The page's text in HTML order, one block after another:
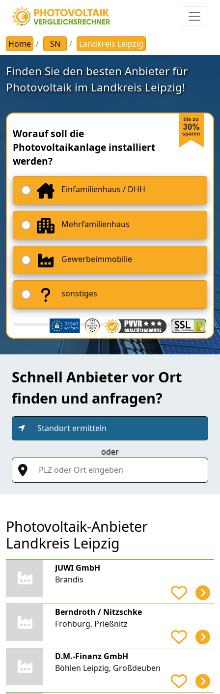
Home SN Landkreis Leipzig
Finden Sie den besten Anbieter für
Photovoltaik im Landkreis Leipzig!
Worauf soll die
Photovoltaikanlage installiert
werden?
Einfamilienhaus / DHH
Mehrfamilienhaus
Gewerbeimmobilie
sonstiges
Schnell Anbieter vor Ort
finden und anfragen?
Standort ermitteln
oder
PLZ oder Ort eingeben
Photovoltaik-Anbieter
Landkreis Leipzig
JUWI GmbH
Brandis
Berndroth / Nitzschke
Frohburg, Prießnitz
D.M.-Finanz GmbH
Böhlen Leipzig, Großdeuben